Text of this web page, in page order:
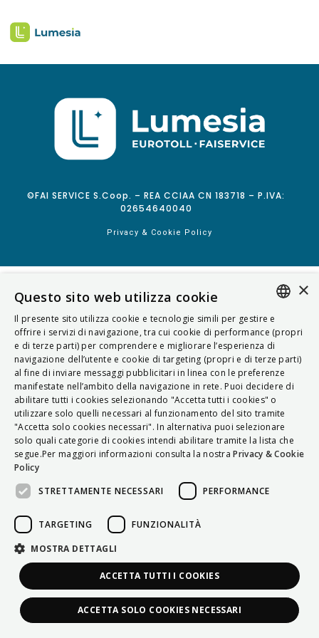
©FAI SERVICE S.Coop. – REA CCIAA CN 183718 – P.IVA:
02654640040
Privacy & Cookie Policy
ITALIAN
ENGLISH
FRENCH
HUNGARIAN
DEUTSCH
POLSKI
PORTUGUÊS
×
Questo sito web utilizza cookie
Il presente sito utilizza cookie e tecnologie simili per gestire e
offrire i servizi di navigazione, tra cui cookie di performance (propri
e di terze parti) per comprendere e migliorare l’esperienza di
navigazione dell’utente e cookie di targeting (propri e di terze parti)
al fine di inviare messaggi pubblicitari in linea con le preferenze
manifestate nell’ambito della navigazione in rete. Puoi decidere di
abilitare tutti i cookies selezionando "Accetta tutti i cookies" o
utilizzare solo quelli necessari al funzionamento del sito tramite
"Accetta solo cookies necessari". In alternativa puoi selezionare
solo quali categorie di cookies intendi abilitare tramite la lista che
segue.Per maggiori informazioni consulta la nostra Privacy & Cookie
Policy
STRETTAMENTE NECESSARI
PERFORMANCE
TARGETING FUNZIONALITÀ
MOSTRA DETTAGLI
ACCETTA TUTTI I COOKIES
ACCETTA SOLO COOKIES NECESSARI